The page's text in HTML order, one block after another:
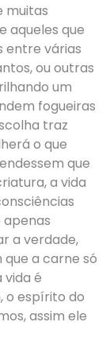
muitas
aqueles que
entre várias
ou outras
um
fogueiras
traz
o que
que
a vida
apenas
a verdade,
a carne só
vida é
o espírito do
assim ele